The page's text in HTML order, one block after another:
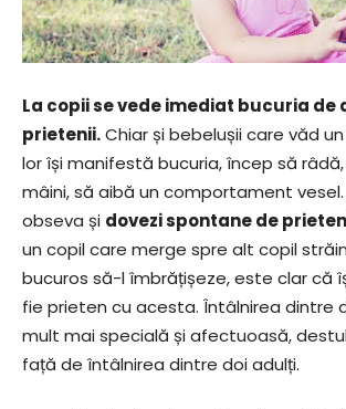
La copii se vede imediat bucuria de
prietenii.Chiar și bebelușii care văd
lor își manifestă bucuria, încep să
mâini, să aibă un comportament
obseva și dovezi spontane de
un copil care merge spre alt copil
bucuros să-l îmbrățișeze, este clar că
fie prieten cu acesta. Întâlnirea dintre
mult mai specială și afectuoasă,
față de întâlnirea dintre doi adulți.